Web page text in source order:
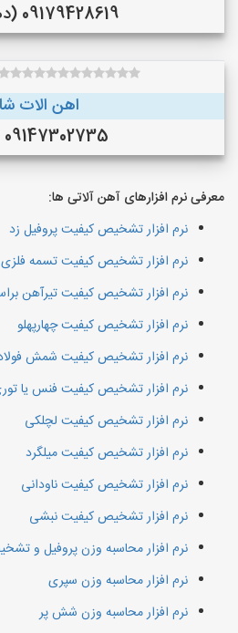
09179428619 (دهدشت)
اهن الات
09147302735 (شال)
معرفی نرم افزارهای آهن آلاتی ها:
نرم افزار تشخیص کیفیت پروفیل زد
نرم افزار تشخیص کیفیت تسمه فلزی
نرم افزار تشخیص کیفیت تیرآهن
نرم افزار تشخیص کیفیت چهارپهلو
نرم افزار تشخیص کیفیت شمش
نرم افزار تشخیص کیفیت فنس یا
نرم افزار تشخیص کیفیت لچلکی
نرم افزار تشخیص کیفیت میلگرد
نرم افزار تشخیص کیفیت ناودانی
نرم افزار تشخیص کیفیت نبشی
نرم افزار محاسبه وزن پروفیل و
نرم افزار محاسبه وزن سپری
نرم افزار محاسبه وزن شش پر